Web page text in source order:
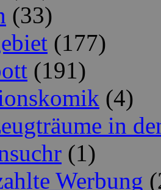
(33)
(177)
(191)
(4)
in
(1)
Werbung